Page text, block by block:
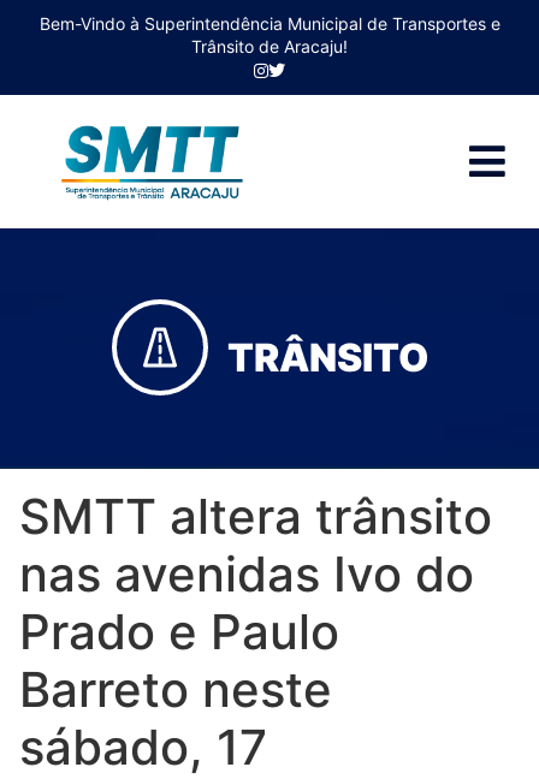
Bem-Vindo à Superintendência Municipal de Transportes e
Trânsito de Aracaju!
TRÂNSITO
SMTT altera trânsito
nas avenidas Ivo do
Prado e Paulo
Barreto neste
sábado, 17